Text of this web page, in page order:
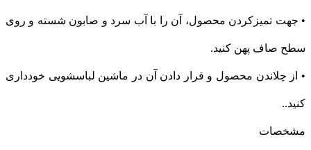
• جهت تمیزکردن محصول، آن را با آب سرد و صابون شسته و روی
سطح صاف پهن کنید.
• از چلاندن محصول و قرار دادن آن در ماشین لباسشویی خودداری
کنید..
مشخصات